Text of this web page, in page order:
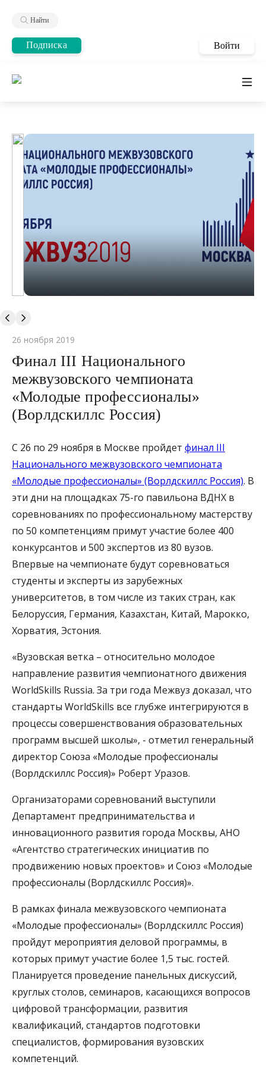
Найти
Подписка Войти
26 ноября 2019
Финал III Национального
межвузовского чемпионата
«Молодые профессионалы»
(Ворлдскиллс Россия)
С 26 по 29 ноября в Москве пройдет финал III
Национального межвузовского чемпионата
«Молодые профессионалы» (Ворлдскиллс Россия). В
эти дни на площадках 75-го павильона ВДНХ в
соревнованиях по профессиональному мастерству
по 50 компетенциям примут участие более 400
конкурсантов и 500 экспертов из 80 вузов.
Впервые на чемпионате будут соревноваться
студенты и эксперты из зарубежных
университетов, в том числе из таких стран, как
Белоруссия, Германия, Казахстан, Китай, Марокко,
Хорватия, Эстония.
«Вузовская ветка – относительно молодое
направление развития чемпионатного движения
WorldSkills Russia. За три года Межвуз доказал, что
стандарты WorldSkills все глубже интегрируются в
процессы совершенствования образовательных
программ высшей школы», - отметил генеральный
директор Союза «Молодые профессионалы
(Ворлдскиллс Россия)» Роберт Уразов.
Организаторами соревнований выступили
Департамент предпринимательства и
инновационного развития города Москвы, АНО
«Агентство стратегических инициатив по
продвижению новых проектов» и Союз «Молодые
профессионалы (Ворлдскиллс Россия)».
В рамках финала межвузовского чемпионата
«Молодые профессионалы» (Ворлдскиллс Россия)
пройдут мероприятия деловой программы, в
которых примут участие более 1,5 тыс. гостей.
Планируется проведение панельных дискуссий,
круглых столов, семинаров, касающихся вопросов
цифровой трансформации, развития
квалификаций, стандартов подготовки
специалистов, формирования вузовских
компетенций.